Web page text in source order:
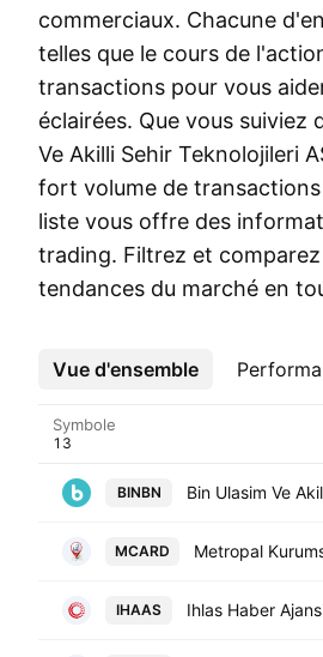
commerciaux. Chacune
telles que le cours de
transactions pour vous
éclairées. Que vous suiviez
Ve Akilli Sehir Teknolojileri
fort volume de
liste vous offre des
trading. Filtrez et
tendances du marché en
Vue d'ensemble
Plus
Symbole
BINBN
MCARD
IHAAS Ihlas Haber